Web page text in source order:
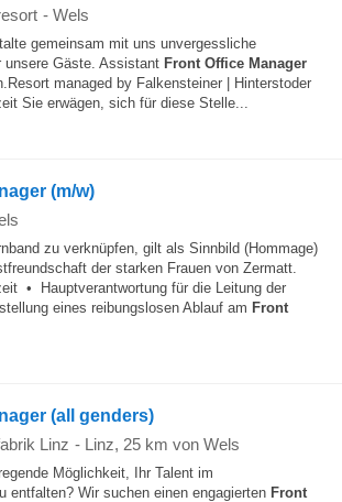
- Wels
gemeinsam mit uns unvergessliche
unsere Gäste. Assistant Front Office Manager
managed by Falkensteiner | Hinterstoder
Sie erwägen, sich für diese Stelle...
(m/w)
zu verknüpfen, gilt als Sinnbild (Hommage)
der starken Frauen von Zermatt.
• Hauptverantwortung für die Leitung der
eines reibungslosen Ablauf am Front
(all genders)
Linz - Linz, 25 km von Wels
Möglichkeit, Ihr Talent im
entfalten? Wir suchen einen engagierten Front